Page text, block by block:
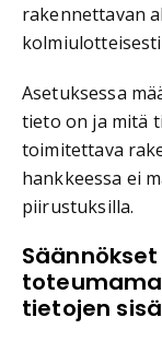
rakennettavan
Asetuksessa
tieto on ja mitä
toimitettava
hankkeessa ei
piirustuksilla.
tietojen